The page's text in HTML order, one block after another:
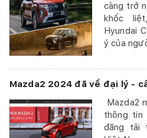
càng trở
khốc
Hyundai
ý của
Mazda2 2024 đã về đại lý -
Mazda2
thông
đăng tải